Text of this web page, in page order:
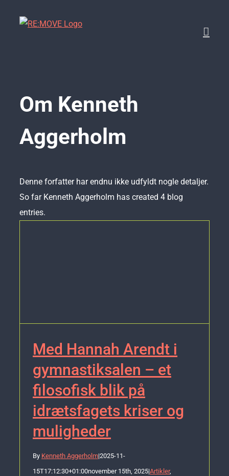
Om Kenneth
Aggerholm
Denne forfatter har endnu ikke udfyldt nogle detaljer.
So far Kenneth Aggerholm has created 4 blog
entries.
Med Hannah Arendt i
gymnastiksalen – et
filosofisk blik på
idrætsfagets kriser og
muligheder
By Kenneth Aggerholm|2025-11-
15T17:12:30+01:00november 15th, 2025|Artikler,